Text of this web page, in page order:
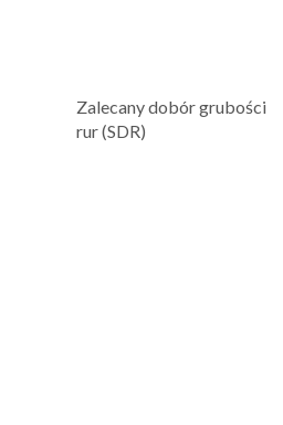
Zalecany dobór grubości
rur (SDR)